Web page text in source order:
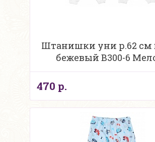
Штанишки уни р.62 см
бежевый В300-6
470 р.